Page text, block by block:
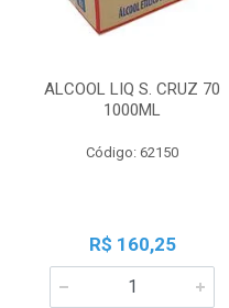
ALCOOL LIQ S. CRUZ 70
1000ML
Código: 62150
R$ 160,25